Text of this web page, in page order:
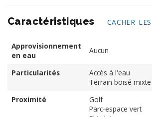
Caractéristiques CACHER
Approvisionnement
en eau
Aucun
Particularités
Accès à l'eau
Terrain boisé mixte
Proximité
Golf
Parc-espace vert